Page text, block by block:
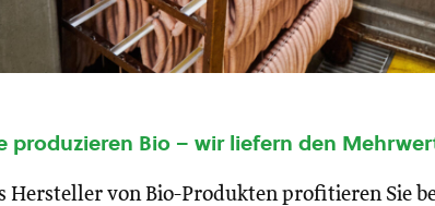
produzieren Bio – wir liefern den
Hersteller von Bio-Produkten profitieren Sie